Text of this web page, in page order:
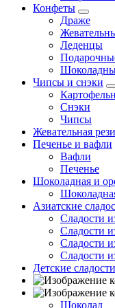
Конфеты
Драже
Леденцы
Чипсы и снэки
Снэки
Чипсы
Жевательная
Печенье и вафли
Вафли
Печенье
Шоколадная и
Азиатские
Сладости
Сладости
Сладости
Сладости
Детские сладости
Шоколад